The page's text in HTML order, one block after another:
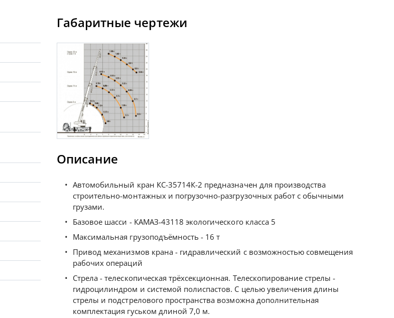
Габаритные чертежи
Описание
Автомобильный кран КС-35714К-2 предназначен для производства
строительно-монтажных и погрузочно-разгрузочных работ с обычными
грузами.
Базовое шасси - КАМАЗ-43118 экологического класса 5
Максимальная грузоподъёмность - 16 т
Привод механизмов крана - гидравлический с возможностью совмещения
рабочих операций
Стрела - телескопическая трёхсекционная. Телескопирование стрелы -
гидроцилиндром и системой полиспастов. С целью увеличения длины
стрелы и подстрелового пространства возможна дополнительная
комплектация гуськом длиной 7,0 м.